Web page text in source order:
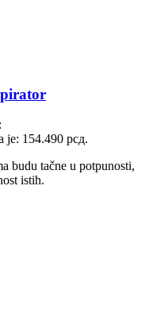
је: 154.490 рсд.
budu tačne u potpunosti,
istih.